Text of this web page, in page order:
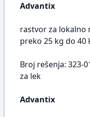
Advantix
rastvor za lokalno
preko 25 kg do 40
Broj rešenja: 323-
za lek
Advantix